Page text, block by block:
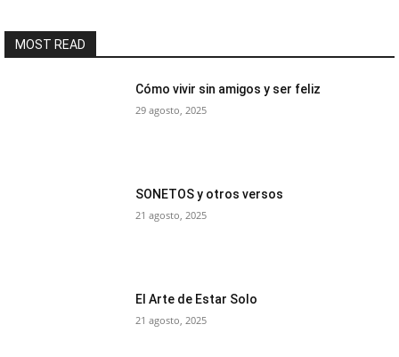
MOST READ
Cómo vivir sin amigos y ser feliz
29 agosto, 2025
SONETOS y otros versos
21 agosto, 2025
El Arte de Estar Solo
21 agosto, 2025